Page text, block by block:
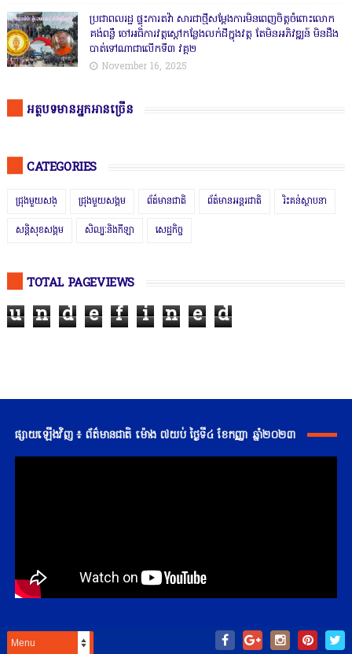
ប្រជាពលរដ្ឋ ផ្ទុះការតវ៉ា សារជាថ្មីសម្តែងការមិនពេញចិត្តចំពោះលោក
គង់ពន្លឺ ចៅអធិការវត្តស្ដៅកន្លែងលក់ដីក្នុងវត្ត តែមិនអភិវឌ្ឍន៍ មិនដឹង
បាត់ទៅណាជាលើកទី៣ វគ្គ២
November 16, 2025
អត្ថបទមានអ្នកអានច្រើន
CATEGORIES
ជ្រុងមួយសង្ ជ្រុងមួយសង្គម ព័ត៌មានជាតិ ព័ត៌មានអន្តរជាតិ រិះគន់ស្ថាបនា
សន្តិសុខសង្គម សិល្បៈនិងកីឡា សេដ្ឋកិច្ច
TOTAL PAGEVIEWS
u n d e f i n e d
ផ្សាយឡើងវិញ ៖ ព័ត៌មានជាតិ ម៉ោង ៧យប់ ថ្ងៃទី៤ ខែកញ្ញា ឆ្នាំ២០២៣